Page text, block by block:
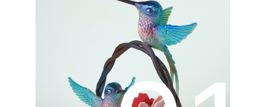
исчезнет психологический
, как перед
магическим продуктом, секреты которого
доступны только избранным.